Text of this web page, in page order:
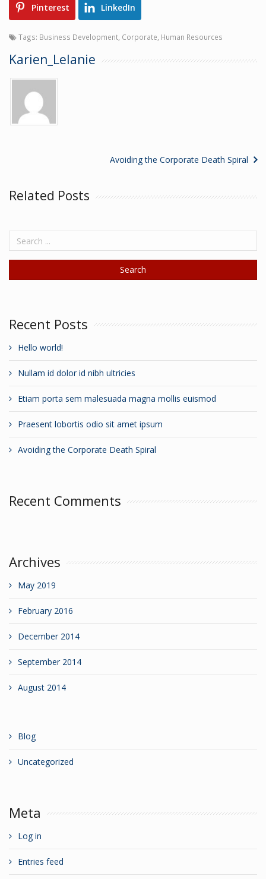
Pinterest LinkedIn
Tags: Business Development Corporate Human Resources
Karien_Lelanie
Avoiding the Corporate Death Spiral
Related Posts
Recent Posts
Hello world!
Nullam id dolor id nibh ultricies
Etiam porta sem malesuada magna mollis euismod
Praesent lobortis odio sit amet ipsum
Avoiding the Corporate Death Spiral
Recent Comments
Archives
May 2019
February 2016
December 2014
September 2014
August 2014
Blog
Uncategorized
Meta
Log in
Entries feed